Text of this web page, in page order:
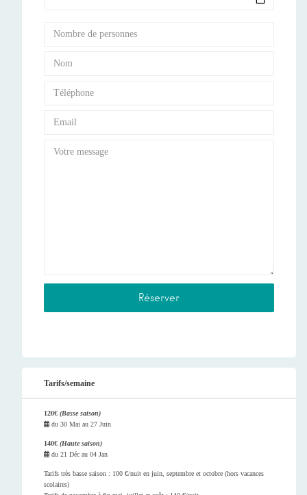
Tarifs/semaine
120€ (Basse saison)
du 30 Mai au 27 Juin
140€ (Haute saison)
du 21 Déc au 04 Jan
Tarifs très basse saison : 100 €/nuit en juin, septembre et octobre (hors vacances
scolaires)